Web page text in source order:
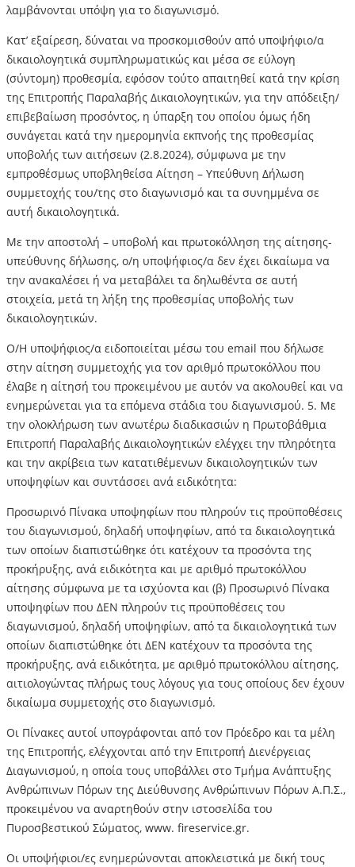
λαμβάνονται υπόψη για το διαγωνισμό.
Κατ’ εξαίρεση, δύναται να προσκομισθούν από υποψήφιο/α
δικαιολογητικά συμπληρωματικώς και μέσα σε εύλογη
(σύντομη) προθεσμία, εφόσον τούτο απαιτηθεί κατά την κρίση
της Επιτροπής Παραλαβής Δικαιολογητικών, για την απόδειξη/
επιβεβαίωση προσόντος, η ύπαρξη του οποίου όμως ήδη
συνάγεται κατά την ημερομηνία εκπνοής της προθεσμίας
υποβολής των αιτήσεων (2.8.2024), σύμφωνα με την
εμπροθέσμως υποβληθείσα Αίτηση – Υπεύθυνη Δήλωση
συμμετοχής του/της στο διαγωνισμό και τα συνημμένα σε
αυτή δικαιολογητικά.
Με την αποστολή – υποβολή και πρωτοκόλληση της αίτησης-
υπεύθυνης δήλωσης, ο/η υποψήφιος/α δεν έχει δικαίωμα να
την ανακαλέσει ή να μεταβάλει τα δηλωθέντα σε αυτή
στοιχεία, μετά τη λήξη της προθεσμίας υποβολής των
δικαιολογητικών.
Ο/Η υποψήφιος/α ειδοποιείται μέσω του email που δήλωσε
στην αίτηση συμμετοχής για τον αριθμό πρωτοκόλλου που
έλαβε η αίτησή του προκειμένου με αυτόν να ακολουθεί και να
ενημερώνεται για τα επόμενα στάδια του διαγωνισμού. 5. Με
την ολοκλήρωση των ανωτέρω διαδικασιών η Πρωτοβάθμια
Επιτροπή Παραλαβής Δικαιολογητικών ελέγχει την πληρότητα
και την ακρίβεια των κατατιθέμενων δικαιολογητικών των
υποψηφίων και συντάσσει ανά ειδικότητα:
Προσωρινό Πίνακα υποψηφίων που πληρούν τις προϋποθέσεις
του διαγωνισμού, δηλαδή υποψηφίων, από τα δικαιολογητικά
των οποίων διαπιστώθηκε ότι κατέχουν τα προσόντα της
προκήρυξης, ανά ειδικότητα και με αριθμό πρωτοκόλλου
αίτησης σύμφωνα με τα ισχύοντα και (β) Προσωρινό Πίνακα
υποψηφίων που ΔΕΝ πληρούν τις προϋποθέσεις του
διαγωνισμού, δηλαδή υποψηφίων, από τα δικαιολογητικά των
οποίων διαπιστώθηκε ότι ΔΕΝ κατέχουν τα προσόντα της
προκήρυξης, ανά ειδικότητα, με αριθμό πρωτοκόλλου αίτησης,
αιτιολογώντας πλήρως τους λόγους για τους οποίους δεν έχουν
δικαίωμα συμμετοχής στο διαγωνισμό.
Οι Πίνακες αυτοί υπογράφονται από τον Πρόεδρο και τα μέλη
της Επιτροπής, ελέγχονται από την Επιτροπή Διενέργειας
Διαγωνισμού, η οποία τους υποβάλλει στο Τμήμα Ανάπτυξης
Ανθρώπινων Πόρων της Διεύθυνσης Ανθρώπινων Πόρων Α.Π.Σ.,
προκειμένου να αναρτηθούν στην ιστοσελίδα του
Πυροσβεστικού Σώματος, www. fireservice.gr.
Οι υποψήφιοι/ες ενημερώνονται αποκλειστικά με δική τους